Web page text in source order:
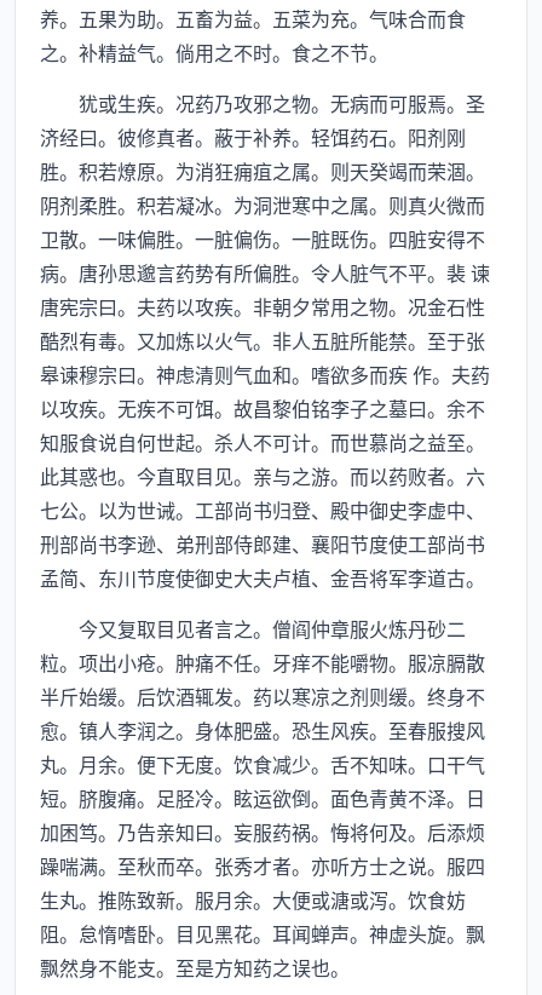
养。五果为助。五畜为益。五菜为充。气味合而食
之。补精益气。倘用之不时。食之不节。
犹或生疾。况药乃攻邪之物。无病而可服焉。圣
济经曰。彼修真者。蔽于补养。轻饵药石。阳剂刚
胜。积若燎原。为消狂痈疽之属。则天癸竭而荣涸。
阴剂柔胜。积若凝冰。为洞泄寒中之属。则真火微而
卫散。一味偏胜。一脏偏伤。一脏既伤。四脏安得不
病。唐孙思邈言药势有所偏胜。令人脏气不平。裴 谏
唐宪宗曰。夫药以攻疾。非朝夕常用之物。况金石性
酷烈有毒。又加炼以火气。非人五脏所能禁。至于张
皋谏穆宗曰。神虑清则气血和。嗜欲多而疾 作。夫药
以攻疾。无疾不可饵。故昌黎伯铭李子之墓曰。余不
知服食说自何世起。杀人不可计。而世慕尚之益至。
此其惑也。今直取目见。亲与之游。而以药败者。六
七公。以为世诫。工部尚书归登、殿中御史李虚中、
刑部尚书李逊、弟刑部侍郎建、襄阳节度使工部尚书
孟简、东川节度使御史大夫卢植、金吾将军李道古。
今又复取目见者言之。僧阎仲章服火炼丹砂二
粒。项出小疮。肿痛不任。牙痒不能嚼物。服凉膈散
半斤始缓。后饮酒辄发。药以寒凉之剂则缓。终身不
愈。镇人李润之。身体肥盛。恐生风疾。至春服搜风
丸。月余。便下无度。饮食减少。舌不知味。口干气
短。脐腹痛。足胫冷。眩运欲倒。面色青黄不泽。日
加困笃。乃告亲知曰。妄服药祸。悔将何及。后添烦
躁喘满。至秋而卒。张秀才者。亦听方士之说。服四
生丸。推陈致新。服月余。大便或溏或泻。饮食妨
阻。怠惰嗜卧。目见黑花。耳闻蝉声。神虚头旋。飘
飘然身不能支。至是方知药之误也。